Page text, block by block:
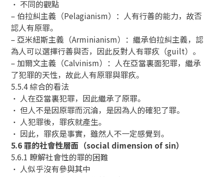
• 不同的觀點
– 伯拉糾主義（Pelagianism）：人有行善的能力，故否
認人有原罪。
– 亞米紐斯主義（Arminianism）：繼承伯拉糾主義，認
為人可以選擇行善與否，因此反對人有罪疚（guilt）。
– 加爾文主義（Calvinism）：人在亞當裏面犯罪，繼承
了犯罪的天性，故此人有原罪與罪疚。
5.5.4 綜合的看法
• 人在亞當裏犯罪，因此繼承了原罪。
• 但人不是因原罪而沉淪，是因為人的確犯了罪。
• 人犯罪後，罪疚就產生。
• 因此，罪疚是事實，雖然人不一定感覺到。
5.6 罪的社會性層面（social dimension of sin）
5.6.1 瞭解社會性的罪的困難
• 人似乎沒有參與其中